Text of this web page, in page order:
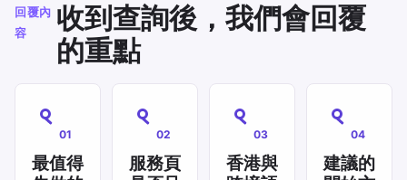
回覆內
容
收到查詢後，我們會回覆
的重點
01
最值得
02
服務頁
03
香港與
04
建議的